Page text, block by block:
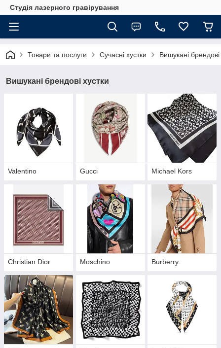
Студія лазерного гравірування
Товари та послуги Сучасні хустки Вишукані брендові
Вишукані брендові хустки
Valentino Gucci Michael Kors
Christian Dior Moschino Burberry